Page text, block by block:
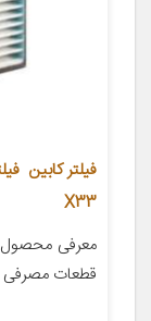
X33
معرفی محصول
قطعات